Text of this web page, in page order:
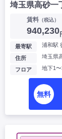
埼玉県高砂一
賃料（税込）
940,230
最寄駅 浦和駅
住所 埼玉県
フロア 地下1
無料